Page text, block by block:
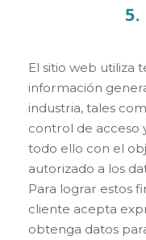
El sitio web utiliza
información
industria, tales
control de acceso
todo ello con el
autorizado a los
Para lograr estos
cliente acepta
obtenga datos